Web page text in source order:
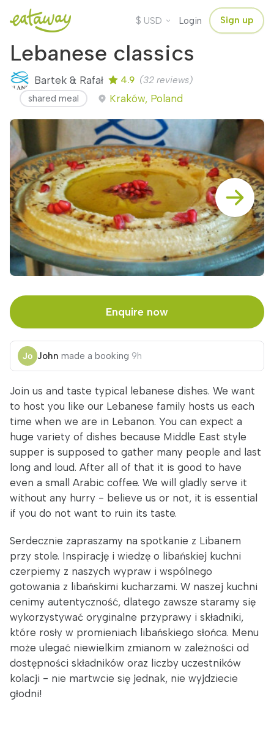
$ USD Login Sign up
Lebanese classics
Bartek & Rafał 4.9 (32 reviews)
shared meal
Kraków, Poland
Enquire now
John made a booking 9h
Join us and taste typical lebanese dishes. We want
to host you like our Lebanese family hosts us each
time when we are in Lebanon. You can expect a
huge variety of dishes because Middle East style
supper is supposed to gather many people and last
long and loud. After all of that it is good to have
even a small Arabic coffee. We will gladly serve it
without any hurry - believe us or not, it is essential
if you do not want to ruin its taste.
Serdecznie zapraszamy na spotkanie z Libanem
przy stole. Inspirację i wiedzę o libańskiej kuchni
czerpiemy z naszych wypraw i wspólnego
gotowania z libańskimi kucharzami. W naszej kuchni
cenimy autentyczność, dlatego zawsze staramy się
wykorzystywać oryginalne przyprawy i składniki,
które rosły w promieniach libańskiego słońca. Menu
może ulegać niewielkim zmianom w zależności od
dostępności składników oraz liczby uczestników
kolacji - nie martwcie się jednak, nie wyjdziecie
głodni!